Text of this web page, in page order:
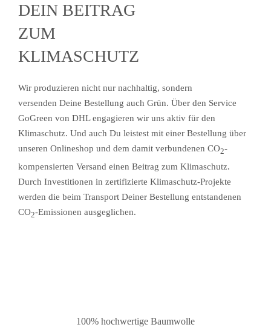
DEIN BEITRAG
ZUM
KLIMASCHUTZ
Wir produzieren nicht nur nachhaltig, sondern
versenden Deine Bestellung auch Grün. Über den Service
GoGreen von DHL engagieren wir uns aktiv für den
Klimaschutz. Und auch Du leistest mit einer Bestellung über
unseren Onlineshop und dem damit verbundenen CO2-
kompensierten Versand einen Beitrag zum Klimaschutz.
Durch Investitionen in zertifizierte Klimaschutz-Projekte
werden die beim Transport Deiner Bestellung entstandenen
CO2-Emissionen ausgeglichen.
100% hochwertige Baumwolle